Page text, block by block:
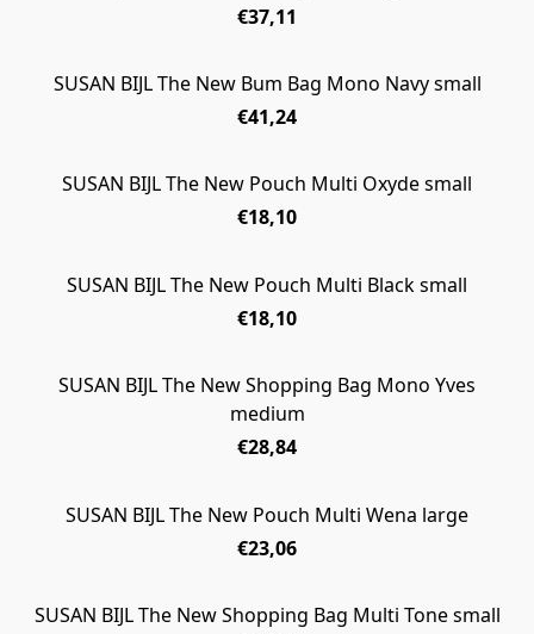
€37,11
SUSAN BIJL The New Bum Bag Mono Navy small
€41,24
SUSAN BIJL The New Pouch Multi Oxyde small
€18,10
SUSAN BIJL The New Pouch Multi Black small
€18,10
UITVERKOCHT
SUSAN BIJL The New Shopping Bag Mono Yves
medium
€28,84
SUSAN BIJL The New Pouch Multi Wena large
€23,06
SUSAN BIJL The New Shopping Bag Multi Tone small